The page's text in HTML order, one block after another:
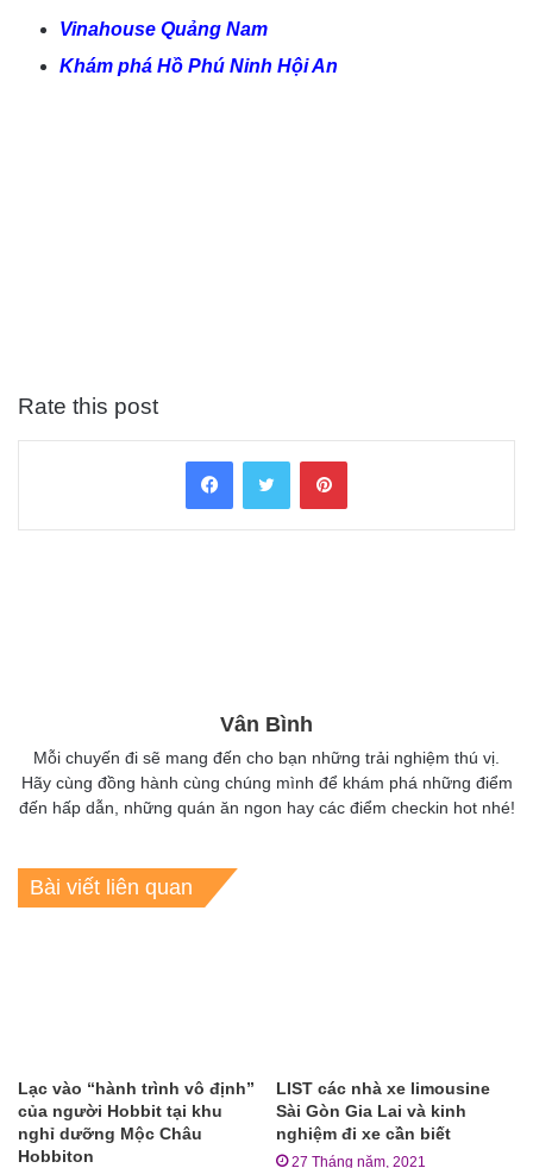
Vinahouse Quảng Nam
Khám phá Hồ Phú Ninh Hội An
Rate this post
FacebookTwitter Pinterest
Vân Bình
Mỗi chuyến đi sẽ mang đến cho bạn những trải nghiệm thú vị.
Hãy cùng đồng hành cùng chúng mình để khám phá những điểm
đến hấp dẫn, những quán ăn ngon hay các điểm checkin hot nhé!
Bài viết liên quan
Lạc vào “hành trình vô định”
của người Hobbit tại khu
nghỉ dưỡng Mộc Châu
Hobbiton
LIST các nhà xe limousine
Sài Gòn Gia Lai và kinh
nghiệm đi xe cần biết
27 Tháng năm, 2021